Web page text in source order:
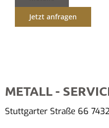
Jetzt anfragen
METALL -
Stuttgarter Straße 66